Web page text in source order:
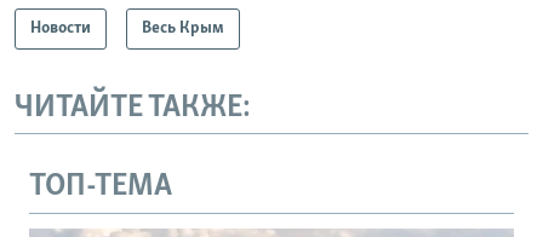
Новости Весь Крым
ЧИТАЙТЕ ТАКЖЕ:
ТОП-ТЕМА